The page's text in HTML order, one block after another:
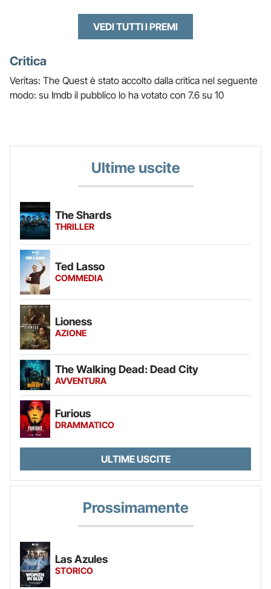
VEDI TUTTI I PREMI
Critica
Veritas: The Quest è stato accolto dalla critica nel seguente
modo: su Imdb il pubblico lo ha votato con 7.6 su 10
Ultime uscite
The Shards
THRILLER
Ted Lasso
COMMEDIA
Lioness
AZIONE
The Walking Dead: Dead City
AVVENTURA
Furious
DRAMMATICO
ULTIME USCITE
Prossimamente
Las Azules
STORICO